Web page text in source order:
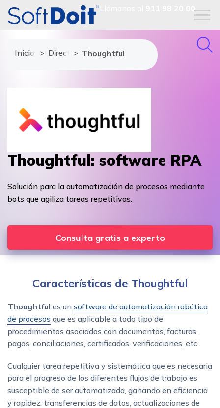
911 98 20 00
Inicio Directorio de proveedores
Thoughtful
Thoughtful: software RPA
Solución para la automatización de procesos mediante
bots que agiliza tareas repetitivas.
Consulta gratis a experto
Características de Thoughtful
Thoughtful es un software de automatización robótica
de procesos que es aplicable a todo tipo de
procedimientos asociados con documentos, facturas,
pagos, conciliaciones, certificados, verificaciones, etc.
Cualquier tarea repetitiva y sistemática que es necesaria
para el progreso de los diferentes flujos de trabajo es
susceptible de ser automatizada, ganando en eficiencia
y rapidez: transferencias de datos, actualizaciones de